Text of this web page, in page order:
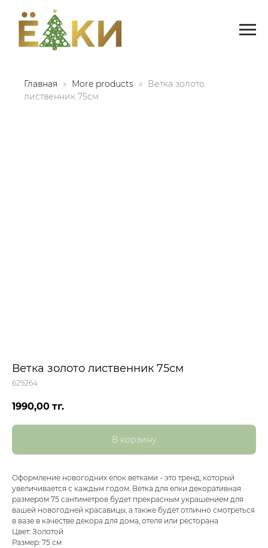
Главная More products
Ветка золото
лиственник 75см
Ветка золото лиственник 75см
629264
1990,00 тг.
В корзину
Оформление новогодних елок ветками - это тренд, который
увеличивается с каждым годом. Ветка для елки декоративная
размером 75 сантиметров будет прекрасным украшением для
вашей новогодней красавицы, а также будет отлично смотреться
в вазе в качестве декора для дома, отеля или ресторана
Цвет: Золотой
Размер: 75 см